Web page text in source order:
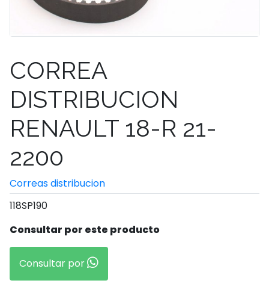
CORREA
DISTRIBUCION
RENAULT 18-R 21-
2200
Correas distribucion
118SP190
Consultar por este producto
Consultar por